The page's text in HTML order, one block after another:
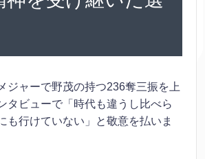
ジャーで野茂の持つ236奪三振を上
タビューで「時代も違うし比べら
も行けていない」と敬意を払いま